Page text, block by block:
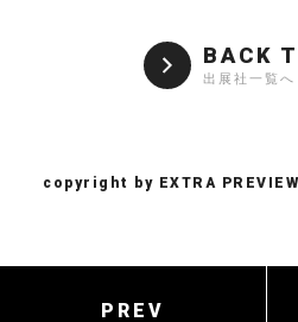
PREV
BACK
出展社一覧へ
copyright by EXTRA